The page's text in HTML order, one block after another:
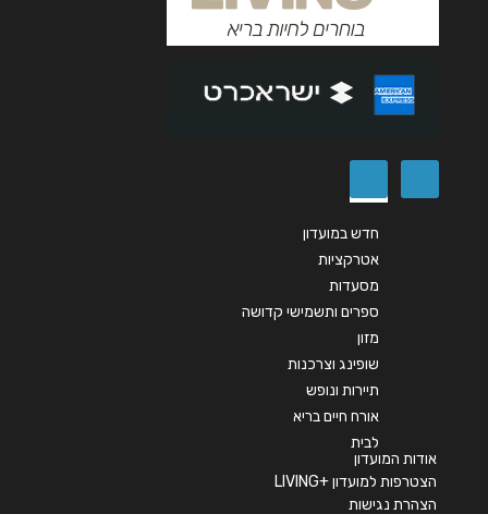
חדש במועדון
אטרקציות
מסעדות
ספרים ותשמישי קדושה
מזון
שופינג וצרכנות
תיירות ונופש
אורח חיים בריא
לבית
אודות המועדון
הצטרפות למועדון +LIVING
הצהרת נגישות